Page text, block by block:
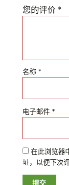
您的评价 *
名称 *
电子邮件 *
在此浏览器
址，以便下次